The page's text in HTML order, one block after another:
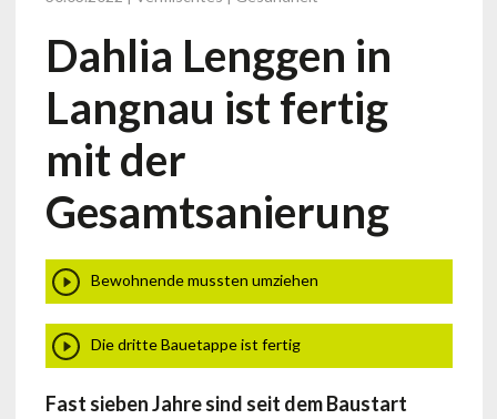
Dahlia Lenggen in
Langnau ist fertig
mit der
Gesamtsanierung
Bewohnende mussten umziehen
Die dritte Bauetappe ist fertig
Fast sieben Jahre sind seit dem Baustart